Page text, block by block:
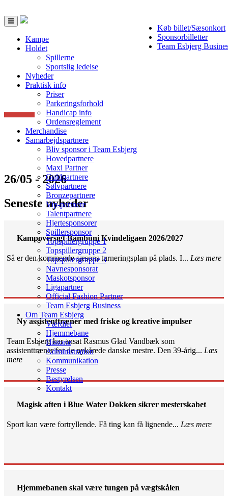
Køb billet/Sæsonkort
Sponsorbilletter
Team Esbjerg
Toggle
navigation
Kampe
Holdet
Spillerne
Sportslig ledelse
Nyheder
Praktisk info
Priser
Parkeringsforhold
Handicap info
Ordensreglement
Merchandise
Samarbejdspartnere
Bliv sponsor i Team Esbjerg
Hovedpartnere
Maxi Partner
Guldpartnere
Sølvpartnere
Bronzepartnere
Vip-partnere
Talentpartnere
Hjertesponsorer
Spillersponsor
Topspillergruppe 1
Topspillergruppe 2
Topspillergruppe 3
Navnesponsorat
Maskotsponsor
Ligapartner
Official Fashion Partner
Team Esbjerg Business
Om Team Esbjerg
Værdier
Hjemmebane
Historie
Administration
Kommunikation
Presse
Bestyrelsen
Kontakt
26/05 - 2026
Seneste nyheder
Kampoversigt Bambuni Kvindeligaen 2026/2027
Så er den kommende sæsons turneringsplan på plads. I... Læs mere
Ny assistenttræner med friske og kreative impulser
Team Esbjerg har ansat Rasmus Glad Vandbæk som
assistenttræner for de nykårede danske mestre. Den 39-årig... Læs
mere
Magisk aften i Blue Water Dokken sikrer mesterskabet
Sport kan være fortryllende. Få ting kan få lignende... Læs mere
Hjemmebanen skal være tungen på vægtskålen